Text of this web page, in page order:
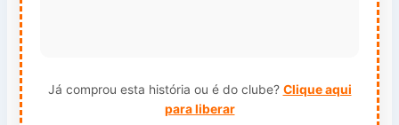
Já comprou esta história ou é do clube? Clique aqui
para liberar